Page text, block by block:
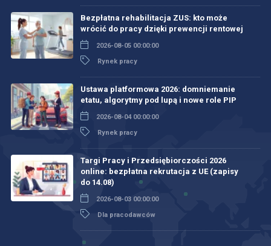
Bezpłatna rehabilitacja ZUS: kto może
wrócić do pracy dzięki prewencji rentowej
2026-08-05 00:00:00
Rynek pracy
Ustawa platformowa 2026: domniemanie
etatu, algorytmy pod lupą i nowe role PIP
2026-08-04 00:00:00
Rynek pracy
Targi Pracy i Przedsiębiorczości 2026
online: bezpłatna rekrutacja z UE (zapisy
do 14.08)
2026-08-03 00:00:00
Dla pracodawców